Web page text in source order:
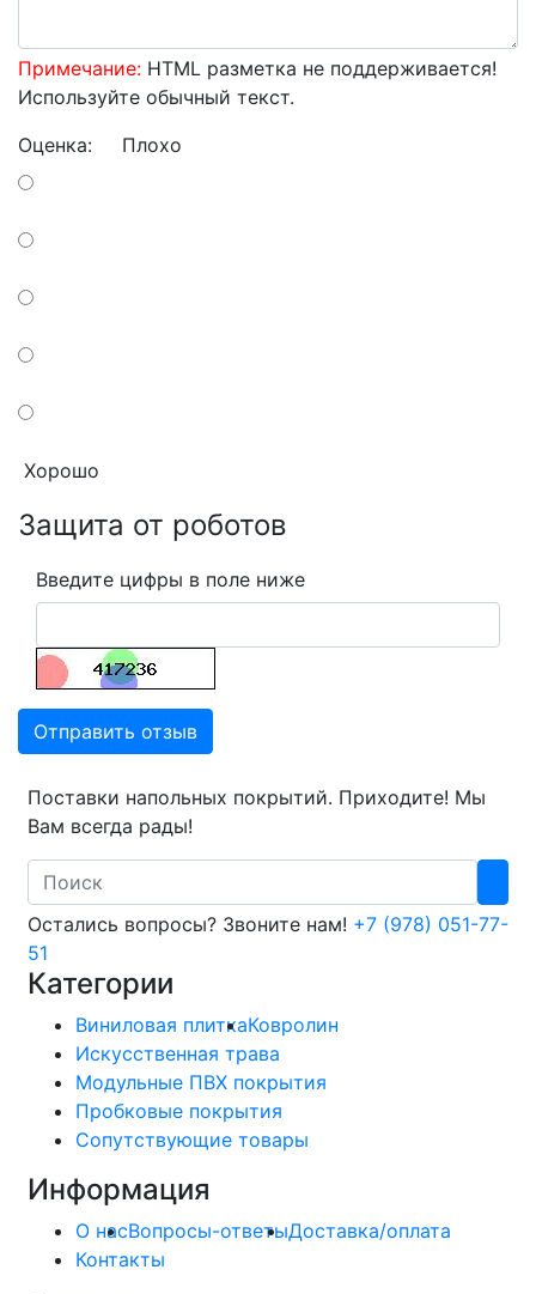
Примечание: HTML разметка не поддерживается!
Используйте обычный текст.
Оценка: Плохо
Хорошо
Защита от роботов
Введите цифры в поле ниже
Отправить отзыв
Поставки напольных покрытий. Приходите! Мы
Вам всегда рады!
Search
Остались вопросы? Звоните нам! +7 (978) 051-77-
51
Категории
Виниловая плиткаКовролин
Искусственная трава
Модульные ПВХ покрытия
Пробковые покрытия
Сопутствующие товары
Информация
О насВопросы-ответыДоставка/оплата
Контакты